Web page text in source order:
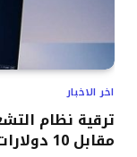
اخر الاخبار
مقابل 10 دولارات فقط.